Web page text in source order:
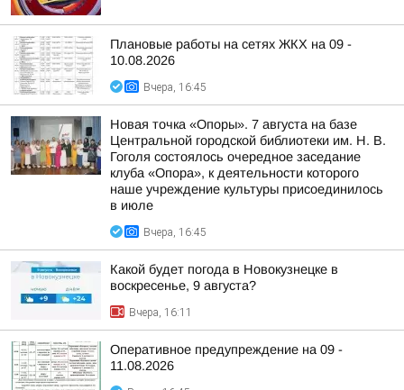
Плановые работы на сетях ЖКХ на 09 -
10.08.2026
Вчера, 16:45
Новая точка «Опоры». 7 августа на базе
Центральной городской библиотеки им. Н. В.
Гоголя состоялось очередное заседание
клуба «Опора», к деятельности которого
наше учреждение культуры присоединилось
в июле
Вчера, 16:45
Какой будет погода в Новокузнецке в
воскресенье, 9 августа?
Вчера, 16:11
Оперативное предупреждение на 09 -
11.08.2026